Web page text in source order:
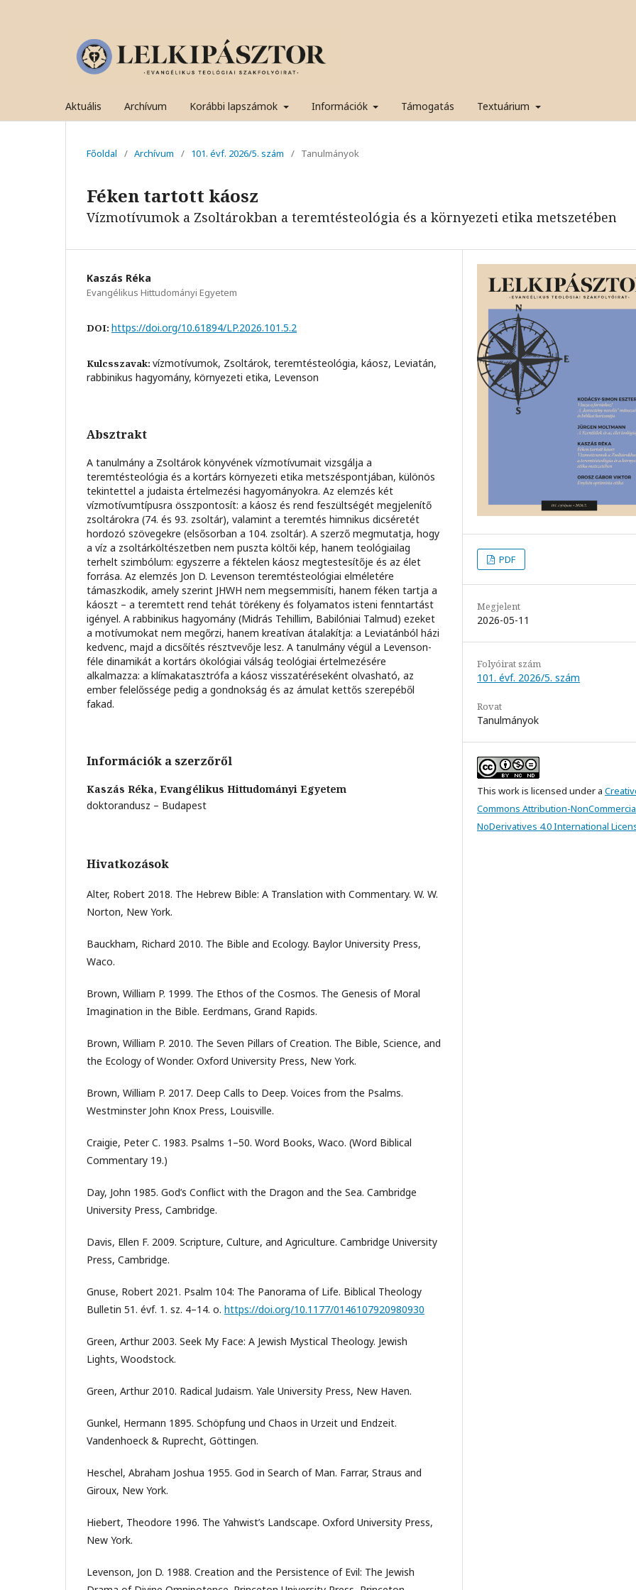
Aktuális Archívum Korábbi lapszámok Információk Támogatás Textuárium
Főoldal / Archívum / 101. évf. 2026/5. szám / Tanulmányok
Féken tartott káosz
Vízmotívumok a Zsoltárokban a teremtésteológia és a környezeti etika metszetében
Kaszás Réka
Evangélikus Hittudományi Egyetem
DOI: https://doi.org/10.61894/LP.2026.101.5.2
Kulcsszavak: vízmotívumok, Zsoltárok, teremtésteológia, káosz, Leviatán,
rabbinikus hagyomány, környezeti etika, Levenson
Absztrakt
A tanulmány a Zsoltárok könyvének vízmotívumait vizsgálja a
teremtésteológia és a kortárs környezeti etika metszéspontjában, különös
tekintettel a judaista értelmezési hagyományokra. Az elemzés két
vízmotívumtípusra összpontosít: a káosz és rend feszültségét megjelenítő
zsoltárokra (74. és 93. zsoltár), valamint a teremtés himnikus dicséretét
hordozó szövegekre (elsősorban a 104. zsoltár). A szerző megmutatja, hogy
a víz a zsoltárköltészetben nem puszta költői kép, hanem teológiailag
terhelt szimbólum: egyszerre a féktelen káosz megtestesítője és az élet
forrása. Az elemzés Jon D. Levenson teremtésteológiai elméletére
támaszkodik, amely szerint JHWH nem megsemmisíti, hanem féken tartja a
káoszt – a teremtett rend tehát törékeny és folyamatos isteni fenntartást
igényel. A rabbinikus hagyomány (Midrás Tehillim, Babilóniai Talmud) ezeket
a motívumokat nem megőrzi, hanem kreatívan átalakítja: a Leviatánból házi
kedvenc, majd a dicsőítés résztvevője lesz. A tanulmány végül a Levenson-
féle dinamikát a kortárs ökológiai válság teológiai értelmezésére
alkalmazza: a klímakatasztrófa a káosz visszatéréseként olvasható, az
ember felelőssége pedig a gondnokság és az ámulat kettős szerepéből
fakad.
Információk a szerzőről
Kaszás Réka, Evangélikus Hittudományi Egyetem
doktorandusz – Budapest
Hivatkozások
Alter, Robert 2018. The Hebrew Bible: A Translation with Commentary. W. W.
Norton, New York.
Bauckham, Richard 2010. The Bible and Ecology. Baylor University Press,
Waco.
Brown, William P. 1999. The Ethos of the Cosmos. The Genesis of Moral
Imagination in the Bible. Eerdmans, Grand Rapids.
Brown, William P. 2010. The Seven Pillars of Creation. The Bible, Science, and
the Ecology of Wonder. Oxford University Press, New York.
Brown, William P. 2017. Deep Calls to Deep. Voices from the Psalms.
Westminster John Knox Press, Louisville.
Craigie, Peter C. 1983. Psalms 1–50. Word Books, Waco. (Word Biblical
Commentary 19.)
Day, John 1985. God’s Conflict with the Dragon and the Sea. Cambridge
University Press, Cambridge.
Davis, Ellen F. 2009. Scripture, Culture, and Agriculture. Cambridge University
Press, Cambridge.
Gnuse, Robert 2021. Psalm 104: The Panorama of Life. Biblical Theology
Bulletin 51. évf. 1. sz. 4–14. o. https://doi.org/10.1177/0146107920980930
Green, Arthur 2003. Seek My Face: A Jewish Mystical Theology. Jewish
Lights, Woodstock.
Green, Arthur 2010. Radical Judaism. Yale University Press, New Haven.
Gunkel, Hermann 1895. Schöpfung und Chaos in Urzeit und Endzeit.
Vandenhoeck & Ruprecht, Göttingen.
Heschel, Abraham Joshua 1955. God in Search of Man. Farrar, Straus and
Giroux, New York.
Hiebert, Theodore 1996. The Yahwist’s Landscape. Oxford University Press,
New York.
Levenson, Jon D. 1988. Creation and the Persistence of Evil: The Jewish
PDF
Megjelent
2026-05-11
Folyóirat szám
101. évf. 2026/5. szám
Rovat
Tanulmányok
This work is licensed under a
Commons Attribution-
NoDerivatives 4.0 International